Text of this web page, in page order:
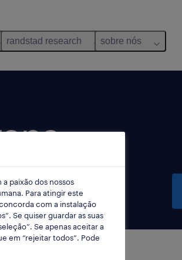
randstad research sobre nós
paixão dos nossos
Para atingir este
com a instalação
Se quiser guardar as suas
Se apenas aceitar a
em “rejeitar todos”. Pode